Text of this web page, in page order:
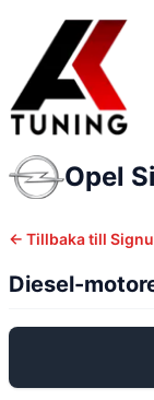
Opel
← Tillbaka till
Diesel-